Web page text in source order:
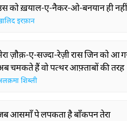
को ख़याल-ए-नैकर-ओ-बनयान ही नहीं
इरफ़ान
ज़ौक़-ए-सज्दा-रेज़ी रास जिन को आ
चमकते हैं वो पत्थर आफ़्ताबों की तरह
शिब्ली
आसमाँ पे लपकता है बाँकपन तेरा